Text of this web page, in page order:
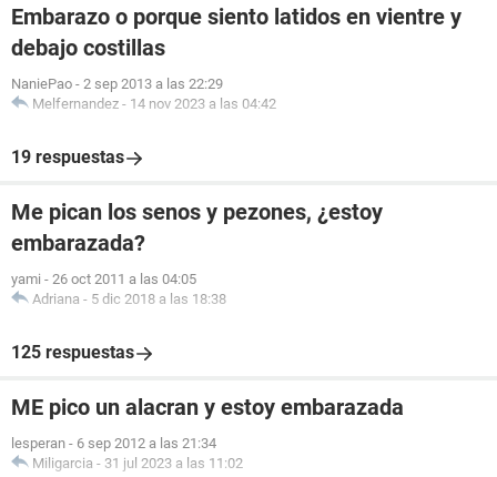
Embarazo o porque siento latidos en vientre y
debajo costillas
NaniePao - 2 sep 2013 a las 22:29
Melfernandez - 14 nov 2023 a las 04:42
19 respuestas
Me pican los senos y pezones, ¿estoy
embarazada?
yami - 26 oct 2011 a las 04:05
Adriana - 5 dic 2018 a las 18:38
125 respuestas
ME pico un alacran y estoy embarazada
lesperan - 6 sep 2012 a las 21:34
Miligarcia - 31 jul 2023 a las 11:02